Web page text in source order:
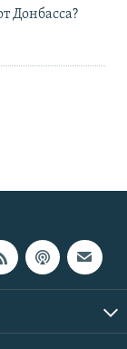
Донбасса?